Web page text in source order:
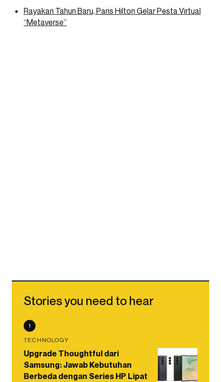
Rayakan Tahun Baru, Paris Hilton Gelar Pesta Virtual
“Metaverse”
Stories you need to hear
1
TECHNOLOGY
Upgrade Thoughtful dari
Samsung: Jawab Kebutuhan
Berbeda dengan Series HP Lipat